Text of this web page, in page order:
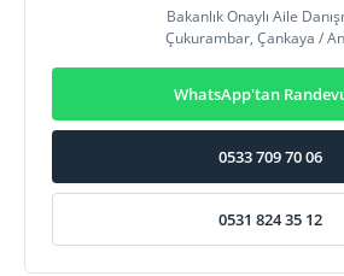
Bakanlık Onaylı Aile
Çukurambar, Çankaya /
WhatsApp'tan
0533 709 70 06
0531 824 35 12